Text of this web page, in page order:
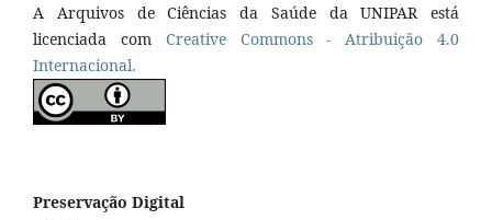
A Arquivos de Ciências da Saúde da UNIPAR está
licenciada com Creative Commons - Atribuição 4.0
Internacional.
Preservação Digital